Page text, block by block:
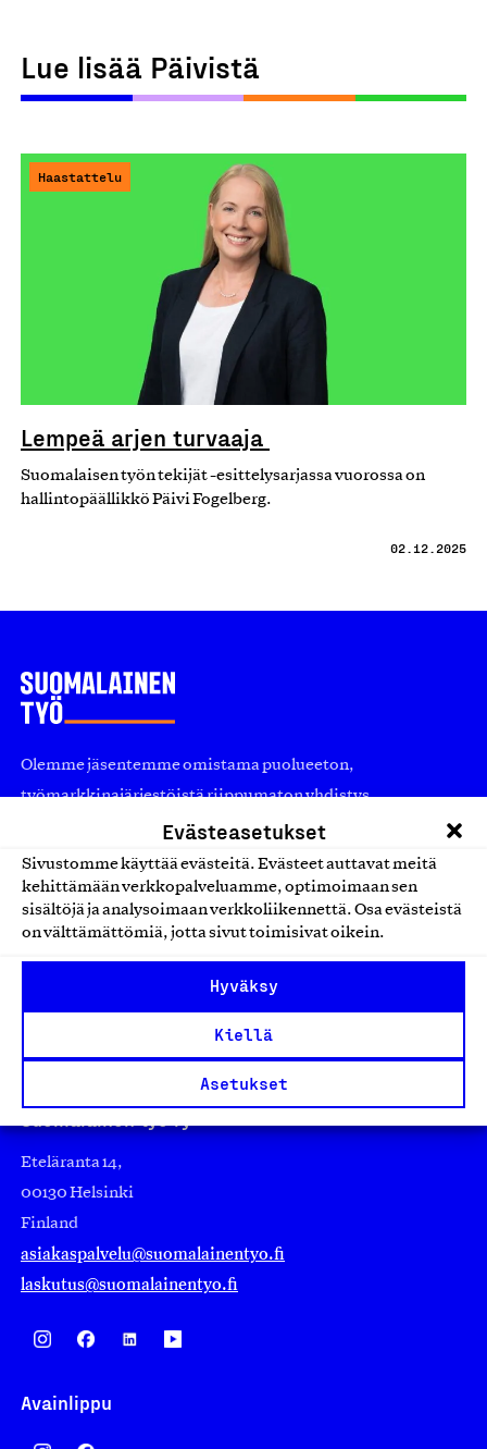
Evästeasetukset
Sivustomme käyttää evästeitä. Evästeet auttavat meitä
kehittämään verkkopalveluamme, optimoimaan sen
sisältöjä ja analysoimaan verkkoliikennettä. Osa evästeistä
on välttämättömiä, jotta sivut toimisivat oikein.
Hyväksy
Kiellä
Asetukset
Lue lisää Päivistä
Haastattelu
Lempeä arjen turvaaja
Suomalaisen työn tekijät -esittelysarjassa vuorossa on
hallintopäällikkö Päivi Fogelberg.
02.12.2025
Olemme jäsentemme omistama puolueeton,
työmarkkinajärjestöistä riippumaton yhdistys.
Jäseninämme on koko suomalaisen yhteiskunnan kirjo
pienistä pajoista ja yhteisöistä kansainvälisiin
suuryrityksiin. Meidät on perustettu yli 100 vuotta sitten
edistämään suomalaista työtä ja teollisuutta sekä
yhä, että työ yhdistää ihmisiä ja rakentaa vahvaa,
Eteläranta 14,
00130 Helsinki
Finland
asiakaspalvelu@suomalainentyo.fi
laskutus@suomalainentyo.fi
Avainlippu